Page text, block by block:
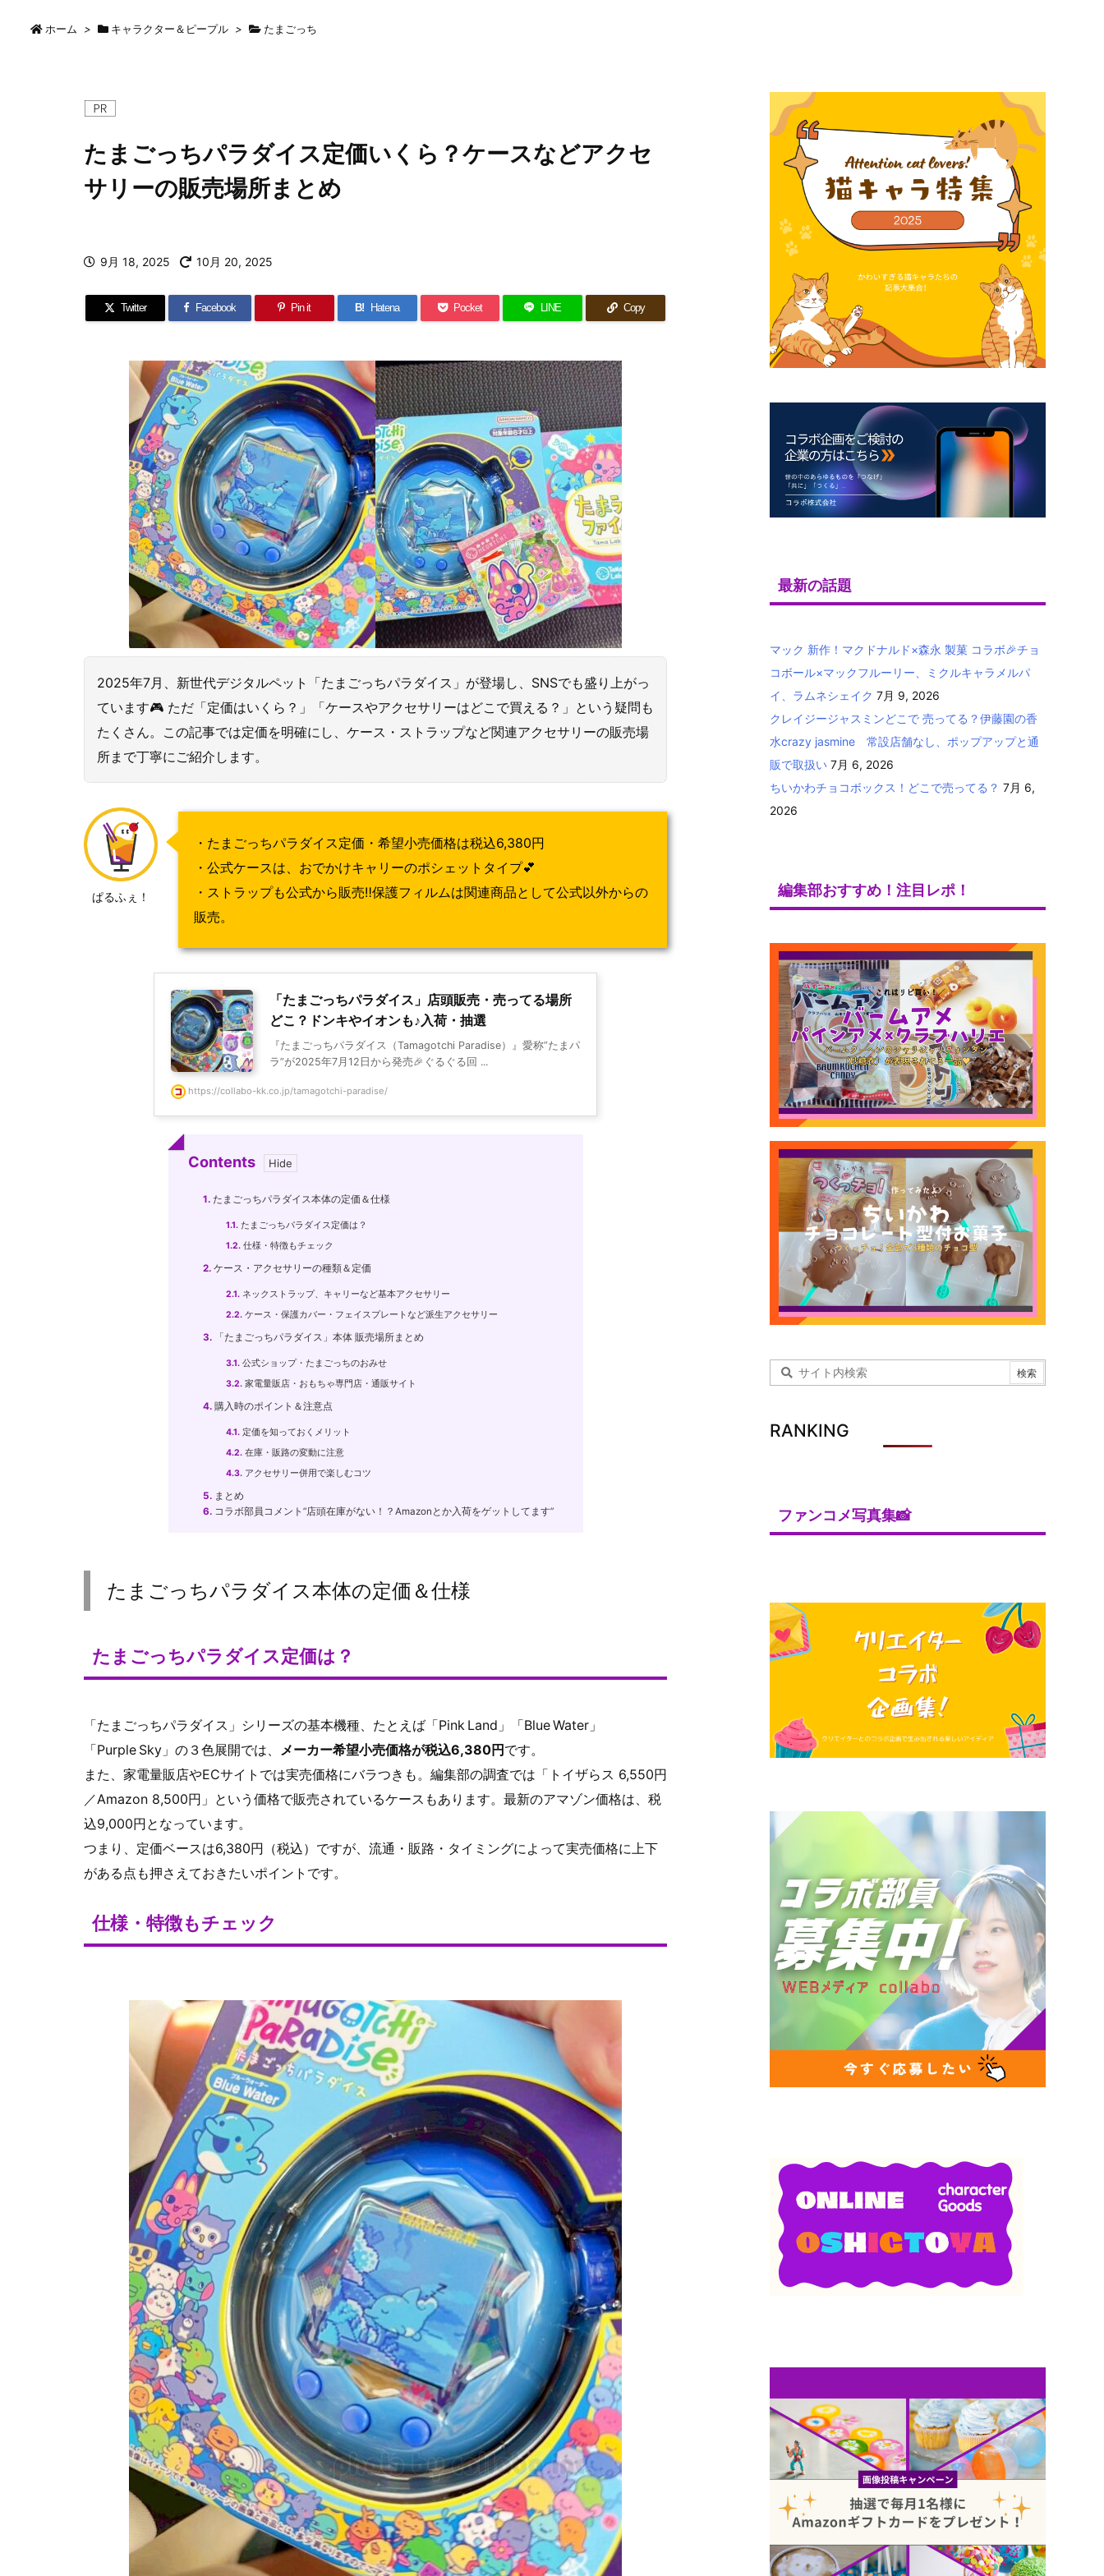
ホーム > キャラクター＆ピープル > たまごっち
たまごっちパラダイス定価いくら？ケースなどアクセ
サリーの販売場所まとめ
9月 18, 2025 10月 20, 2025
Twitter Facebook Pin it B! Hatena Pocket LINE Copy
2025年7月、新世代デジタルペット「たまごっちパラダイス」が登場し、SNSでも盛り上がっ
ています🎮 ただ「定価はいくら？」「ケースやアクセサリーはどこで買える？」という疑問も
たくさん。この記事では定価を明確にし、ケース・ストラップなど関連アクセサリーの販売場
所まで丁寧にご紹介します。
ぱるふぇ！
・たまごっちパラダイス定価・希望小売価格は税込6,380円
・公式ケースは、おでかけキャリーのポシェットタイプ💕
・ストラップも公式から販売‼保護フィルムは関連商品として公式以外からの
販売。
「たまごっちパラダイス」店頭販売・売ってる場所
どこ？ドンキやイオンも♪入荷・抽選
『たまごっちパラダイス（Tamagotchi Paradise）』愛称”たまパ
ラ”が2025年7月12日から発売🎉ぐるぐる回 ...
https://collabo-kk.co.jp/tamagotchi-paradise/
Contents
1.たまごっちパラダイス本体の定価＆仕様
1.1.たまごっちパラダイス定価は？
1.2.仕様・特徴もチェック
2.ケース・アクセサリーの種類＆定価
2.1.ネックストラップ、キャリーなど基本アクセサリー
2.2.ケース・保護カバー・フェイスプレートなど派生アクセサリー
3.「たまごっちパラダイス」本体 販売場所まとめ
3.1.公式ショップ・たまごっちのおみせ
3.2.家電量販店・おもちゃ専門店・通販サイト
4.購入時のポイント＆注意点
4.1.定価を知っておくメリット
4.2.在庫・販路の変動に注意
4.3.アクセサリー併用で楽しむコツ
5.まとめ
6.コラボ部員コメント”店頭在庫がない！？Amazonとか入荷をゲットしてます”
たまごっちパラダイス本体の定価＆仕様
たまごっちパラダイス定価は？
「たまごっちパラダイス」シリーズの基本機種、たとえば「Pink Land」「Blue Water」
「Purple Sky」の３色展開では、
メーカー希望小売価格が税込6,380円です。
また、家電量販店やECサイトでは実売価格にバラつきも。編集部の調査では「トイザらス 6,550円
／Amazon 8,500円」という価格で販売されているケースもあります。最新のアマゾン価格は、税
込9,000円となっています。
つまり、定価ベースは6,380円（税込）ですが、流通・販路・タイミングによって実売価格に上下
がある点も押さえておきたいポイントです。
仕様・特徴もチェック
最新の話題
マック 新作！マクドナルド×森永 製菓 コラボ🎉チョ
コボール×マックフルーリー、ミクルキャラメルパ
イ、ラムネシェイク 7月 9, 2026
クレイジージャスミンどこで 売ってる？伊藤園の香
水crazy jasmine 常設店舗なし、ポップアップと通
販で取扱い 7月 6, 2026
ちいかわチョコボックス！どこで売ってる？ 7月 6,
2026
編集部おすすめ！注目レポ！
RANKING
ファンコメ写真集📸